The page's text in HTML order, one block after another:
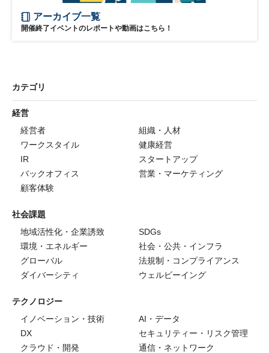
アーカイブ一覧
開催終了イベントのレポートや動画はこちら！
カテゴリ
経営
経営者
組織・人材
ワークスタイル
健康経営
IR
スタートアップ
バックオフィス
営業・マーケティング
顧客体験
社会課題
地域活性化・企業誘致
SDGs
環境・エネルギー
社会・公共・インフラ
グローバル
法規制・コンプライアンス
ダイバーシティ
ウェルビーイング
テクノロジー
イノベーション・技術
AI・データ
DX
セキュリティー・リスク管理
クラウド・開発
通信・ネットワーク